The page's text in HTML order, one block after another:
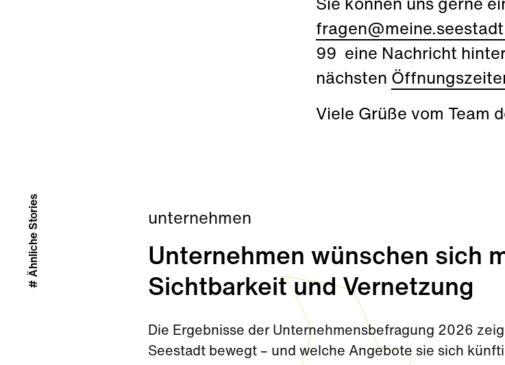
Sie können uns gerne
99 eine Nachricht
nächsten
Viele Grüße vom Team
unternehmen
Unternehmen wünschen sich
Sichtbarkeit und Vernetzung
Die Ergebnisse der Unternehmensbefragung 2026
Seestadt bewegt – und welche Angebote sie sich
# Ähnliche Stories